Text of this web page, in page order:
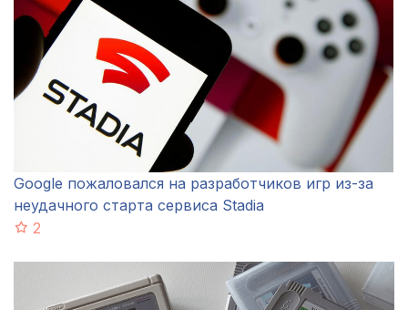
Google пожаловался на разработчиков игр из-за
неудачного старта сервиса Stadia
2